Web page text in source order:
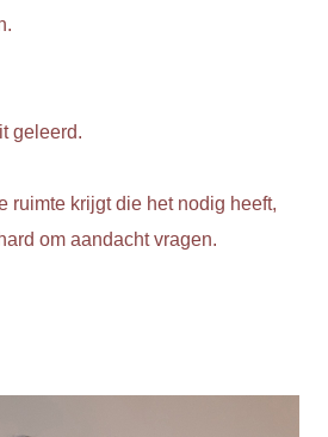
geleerd.
ruimte krijgt die het nodig heeft,
om aandacht vragen.